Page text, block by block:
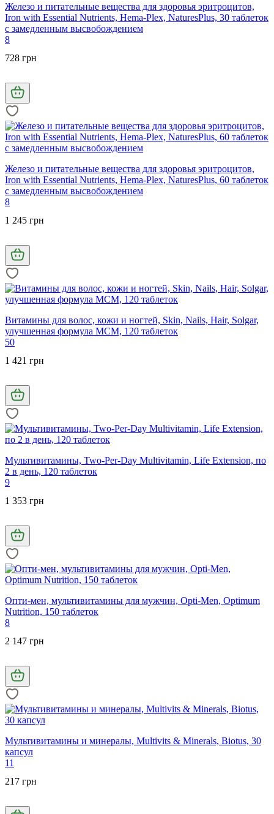
Железо и питательные вещества для здоровья эритроцитов,
Iron with Essential Nutrients, Hema-Plex, NaturesPlus, 30 таблеток
с замедленным высвобождением
8
728 грн
Железо и питательные вещества для здоровья эритроцитов,
Iron with Essential Nutrients, Hema-Plex, NaturesPlus, 60 таблеток
с замедленным высвобождением
8
1 245 грн
Витамины для волос, кожи и ногтей, Skin, Nails, Hair, Solgar,
улучшенная формула МСМ, 120 таблеток
50
1 421 грн
Мультивитамины, Two-Per-Day Multivitamin, Life Extension, по
2 в день, 120 таблеток
9
1 353 грн
Опти-мен, мультивитамины для мужчин, Оpti-Men, Optimum
Nutrition, 150 таблеток
8
2 147 грн
Мультивитамины и минералы, Multivits & Minerals, Biotus, 30
капсул
11
217 грн